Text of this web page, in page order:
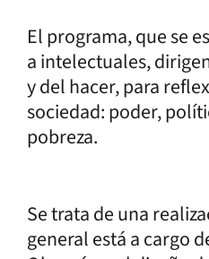
El programa, que se
a intelectuales,
y del hacer, para
sociedad: poder,
pobreza.
Se trata de una
general está a cargo